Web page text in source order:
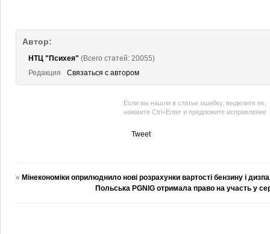
Автор:
НТЦ "Психея" (Всего статей: 20055)
Редакция
Связаться с автором
Если вы нашли в статье ошибку, выделите ее,
нажмите Ctrl+Enter и предложите исправление
Tweet
« Мінекономіки оприлюднило нові розрахунки вартості бензину і
Польська PGNIG отримала право на участь у